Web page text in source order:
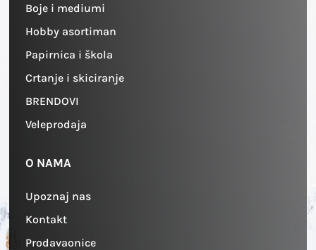
Boje i mediumi
Hobby asortiman
Papirnica i škola
Crtanje i skiciranje
BRENDOVI
Veleprodaja
O NAMA
Upoznaj nas
Kontakt
Prodavaonice